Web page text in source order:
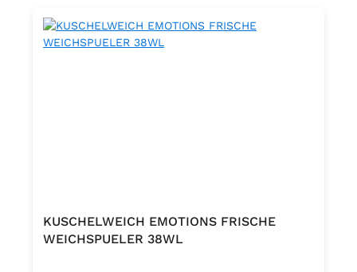
KUSCHELWEICH EMOTIONS FRISCHE
WEICHSPUELER 38WL